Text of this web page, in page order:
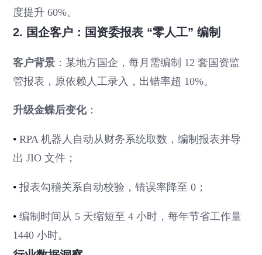
度提升 60%。
2. 国企客户：国资委报表 “零人工” 编制
客户背景 ：某地方国企，每月需编制 12 套国资监
管报表，原依赖人工录入，出错率超 10%。
升级金蝶后变化：
•RPA 机器人自动从财务系统取数，编制报表并导
出 JIO 文件；
•报表勾稽关系自动校验，错误率降至 0；
•编制时间从 5 天缩短至 4 小时，每年节省工作量
1440 小时。